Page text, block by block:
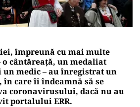
împreună cu mai multe
o cântăreaţă, un medaliat
medic – au înregistrat un
în care îi îndeamnă să se
coronavirusului, dacă nu au
portalului ERR.